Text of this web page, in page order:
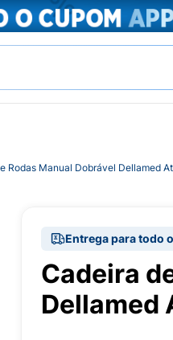
Rodas Manual Dobrável Dellamed
Entrega para todo
Cadeira
Dellamed